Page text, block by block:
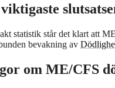
statistik står det klart att
bevakning av
om ME/CFS